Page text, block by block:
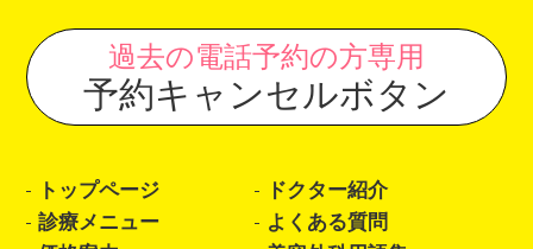
過去の電話予約の方専用
予約キャンセルボタン
トップページ
ドクター紹介
診療メニュー
よくある質問